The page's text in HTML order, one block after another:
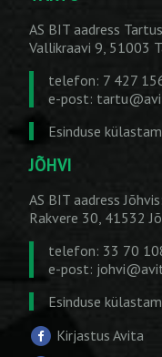
AS BIT aadress
Vallikraavi 9, 51003
telefon: 7 427
e-post:
Esinduse
JÕHVI
AS BIT aadress Jõhvis:
Rakvere 30, 41532
telefon: 33 70
e-post:
Esinduse
Kirjastus Avita